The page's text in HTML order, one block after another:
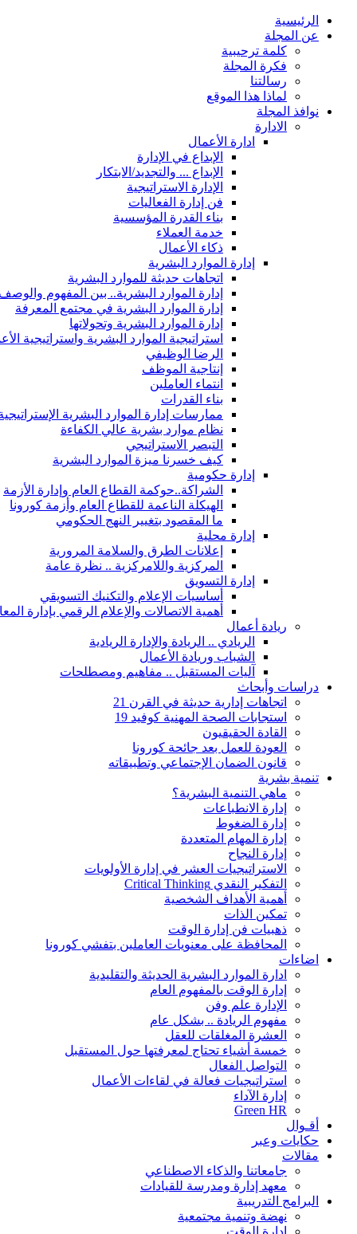
الرئيسية
عن المجلة
كلمة ترحيبية
فكرة المجلة
رسالتنا
لماذا هذا الموقع
نوافذ المجلة
الادارة
ادارة الأعمال
الإبداع في الإدارة
الإبداع ... والتجديد/الابتكار
الإدارة الاستراتيجية
فن إدارة الفعاليات
بناء القدرة المؤسسية
خدمة العملاء
ذكاء الأعمال
إدارة الموارد البشرية
اتجاهات حديثة للموارد البشرية
إدارة الموارد البشرية.. بين المفهوم
إدارة الموارد البشرية في مجتمع المعرفة
إدارة الموارد البشرية وتحولاتها
استراتيجية الموارد البشرية واستراتيجية
الرضا الوظيفي
إنتاجية الموظف
انتماء العاملين
بناء القدرات
ممارسات إدارة الموارد البشرية
نظام موارد بشرية عالي الكفاءة
التبصر الاستراتيجي
كيف خسرنا ميزة الموارد البشرية
إدارة حكومية
الشراكة..حوكمة القطاع العام وإدارة الأزمة
الهيكلة الناعمة للقطاع العام وأزمة كورونا
ما المقصود بتغيير النهج الحكومي
إدارة محلية
إعلانات الطرق والسلامة المرورية
المركزية واللامركزية .. نظرة عامة
إدارة التسويق
أساسيات الإعلام والتكنيك التسويقي
أهمية الاتصالات والإعلام الرقمي بإدارة
ريادة أعمال
الريادي .. الريادة والإدارة الريادية
الشباب وريادة الأعمال
آليات المستقبل .. مفاهيم ومصطلحات
دراسات وأبحاث
اتجاهات إدارية حديثة في القرن 21
استجابات الصحة المهنية كوفيد 19
القادة الحقيقيون
العودة للعمل بعد جائحة كورونا
قانون الضمان الإجتماعي وتطبيقاته
تنمية بشرية
ماهي التنمية البشرية؟
إدارة الانطباعات
إدارة الضغوط
إدارة المهام المتعددة
إدارة النجاح
الاستراتيجيات العشر في إدارة الأولويات
التفكير النقدي Critical Thinking
أهمية الأهداف الشخصية
تمكين الذات
ذهبيات فن إدارة الوقت
المحافظة على معنويات العاملين بتفشي كورونا
اضاءات
ادارة الموارد البشرية الحديثة والتقليدية
إدارة الوقت بالمفهوم العام
الإدارة علم وفن
مفهوم الريادة .. بشكل عام
العشرة المغلقات للعقل
خمسة أشياء تحتاج لمعرفتها حول المستقبل
التواصل الفعال
استراتيجيات فعالة في لقاءات الأعمال
إدارة الآداء
Green HR
أقـوال
حكايات وعبر
مقالات
جامعاتنا والذكاء الاصطناعي
معهد إدارة ومدرسة للقيادات
البرامج التدريبية
نهضة وتنمية مجتمعية
إدارة الوقت